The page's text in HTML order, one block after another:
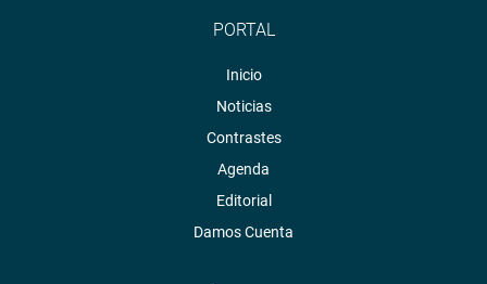
PORTAL
Inicio
Noticias
Contrastes
Agenda
Editorial
Damos Cuenta